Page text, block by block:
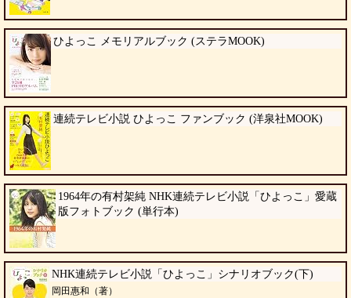
ひよっこ メモリアルブック (ステラMOOK)
連続テレビ小説 ひよっこ ファンブック (洋泉社MOOK)
1964年の有村架純 NHK連続テレビ小説「ひよっこ」愛蔵
版フォトブック (単行本)
NHK連続テレビ小説「ひよっこ」シナリオブック(下)
岡田惠和（著）